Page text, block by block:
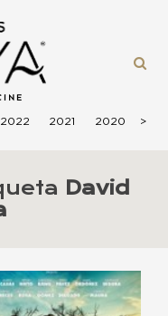
2022 2021 2020 >
David